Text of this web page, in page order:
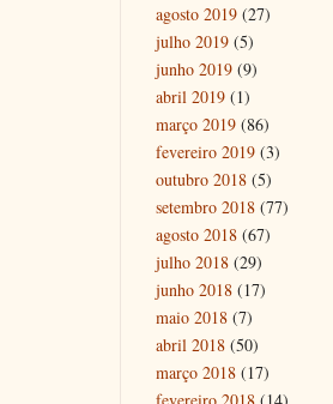
agosto 2019 (27)
julho 2019 (5)
junho 2019 (9)
abril 2019 (1)
março 2019 (86)
fevereiro 2019 (3)
outubro 2018 (5)
setembro 2018 (77)
agosto 2018 (67)
julho 2018 (29)
junho 2018 (17)
maio 2018 (7)
abril 2018 (50)
março 2018 (17)
fevereiro 2018 (14)